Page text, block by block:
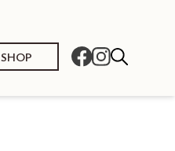
SHOP